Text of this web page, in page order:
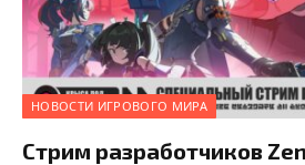
НОВОСТИ ИГРОВОГО МИРА
Стрим разработчиков